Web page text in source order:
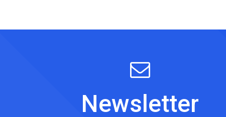
Newsletter